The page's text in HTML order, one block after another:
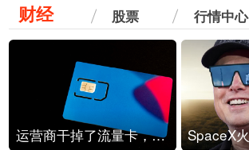
财经 股票 行情中心
运营商干掉了流量卡，他们真的玩不起了